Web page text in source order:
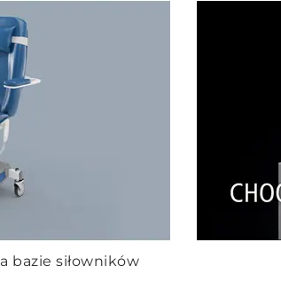
bazie siłowników